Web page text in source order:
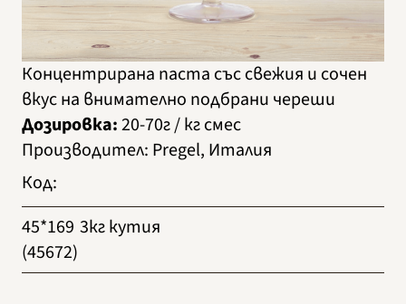
Концентрирана паста със свежия и сочен
вкус на внимателно подбрани череши
Дозировка:20-70г / кг смес
Производител: Pregel, Италия
Код:
45*169
(45672)
3кг кутия